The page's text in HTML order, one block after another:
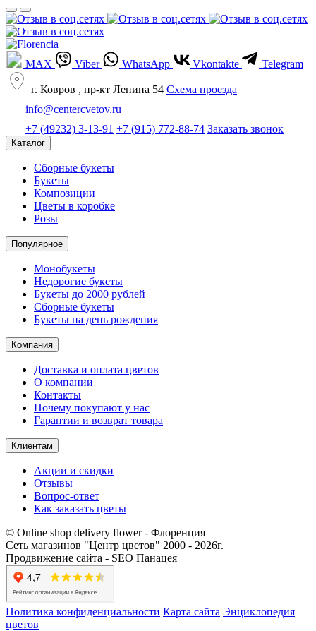
MAX Viber WhatsApp Vkontakte Telegram
г. Ковров , пр-кт Ленина 54 Cхема проезда
info@centercvetov.ru
+7 (49232) 3-13-91 +7 (915) 772-88-74 Заказать звонок
Каталог
Сборные букеты
Букеты
Композиции
Цветы в коробке
Розы
Популярное
Монобукеты
Недорогие букеты
Букеты до 2000 рублей
Сборные букеты
Букеты на день рождения
Компания
Доставка и оплата цветов
О компании
Контакты​
Почему покупают у нас
Гарантии и возврат товара
Клиентам
Акции и скидки
Отзывы
Вопрос-ответ
Как заказать цветы
© Online shop delivery flower - Флоренция
Сеть магазинов "Центр цветов" 2000 ‐ 2026г.
Продвижение сайта - SEO Панацея
Политика конфиденциальности Карта сайта Энциклопедия
цветов